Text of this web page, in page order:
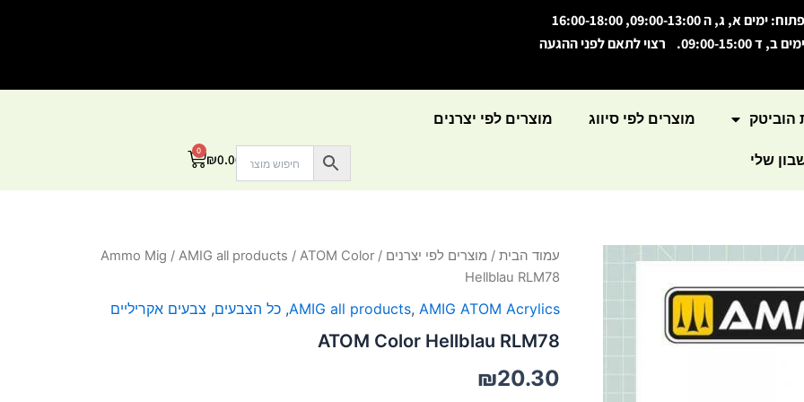
פתוח: ימים א, ג, ה 09:00-13:00, 16:00-18:00
ימים ב, ד 09:00-15:00. רצוי לתאם לפני ההגעה
הוביטק מוצרים לפי סיווג מוצרים לפי יצרנים
שלי ₪0.00
0
עגלת
עמוד הבית / מוצרים לפי יצרנים /
Ammo Mig / AMIG all products / ATOM Color
Hellblau RLM78
AMIG all products, AMIG ATOM Acrylics
, כל הצבעים, צבעים אקריליים
ATOM Color Hellblau RLM78
₪20.30
כמות
של
Color
RLM78